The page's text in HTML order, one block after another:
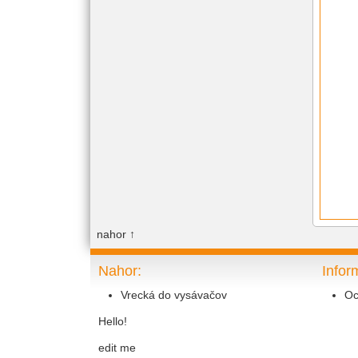
nahor↑
Nahor:
Vrecká do vysávačov
Hello!
edit me